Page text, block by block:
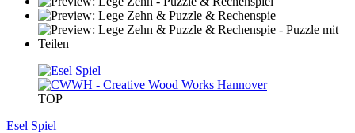
TOP
Esel Spiel